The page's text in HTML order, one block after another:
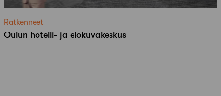
Ratkenneet
Oulun hotelli- ja elokuvakeskus